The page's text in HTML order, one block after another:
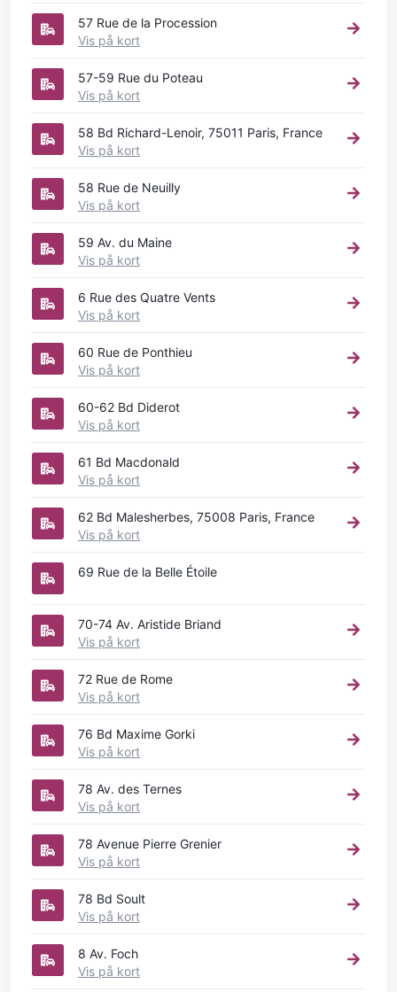
57 Rue de la Procession
Vis på kort
57-59 Rue du Poteau
Vis på kort
58 Bd Richard-Lenoir, 75011 Paris, France
Vis på kort
58 Rue de Neuilly
Vis på kort
59 Av. du Maine
Vis på kort
6 Rue des Quatre Vents
Vis på kort
60 Rue de Ponthieu
Vis på kort
60-62 Bd Diderot
Vis på kort
61 Bd Macdonald
Vis på kort
62 Bd Malesherbes, 75008 Paris, France
Vis på kort
69 Rue de la Belle Étoile
70-74 Av. Aristide Briand
Vis på kort
72 Rue de Rome
Vis på kort
76 Bd Maxime Gorki
Vis på kort
78 Av. des Ternes
Vis på kort
78 Avenue Pierre Grenier
Vis på kort
78 Bd Soult
Vis på kort
8 Av. Foch
Vis på kort